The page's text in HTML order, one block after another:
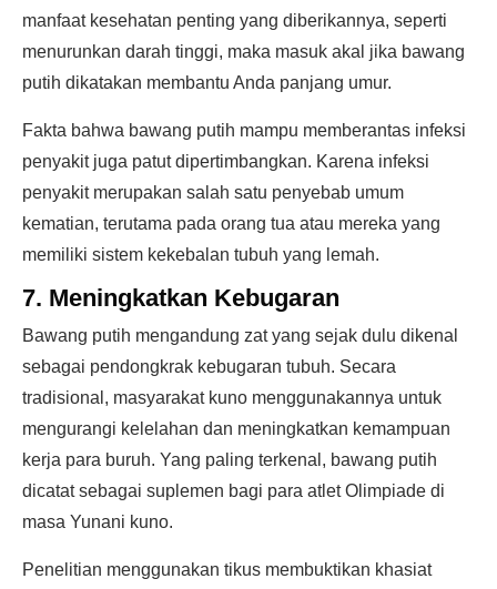
manfaat kesehatan penting yang diberikannya, seperti
menurunkan darah tinggi, maka masuk akal jika bawang
putih dikatakan membantu Anda panjang umur.
Fakta bahwa bawang putih mampu memberantas infeksi
penyakit juga patut dipertimbangkan. Karena infeksi
penyakit merupakan salah satu penyebab umum
kematian, terutama pada orang tua atau mereka yang
memiliki sistem kekebalan tubuh yang lemah.
7. Meningkatkan Kebugaran
Bawang putih mengandung zat yang sejak dulu dikenal
sebagai pendongkrak kebugaran tubuh. Secara
tradisional, masyarakat kuno menggunakannya untuk
mengurangi kelelahan dan meningkatkan kemampuan
kerja para buruh. Yang paling terkenal, bawang putih
dicatat sebagai suplemen bagi para atlet Olimpiade di
masa Yunani kuno.
Penelitian menggunakan tikus membuktikan khasiat